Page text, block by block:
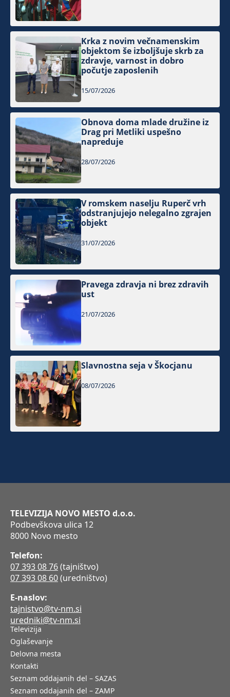
Krka z novim večnamenskim
objektom še izboljšuje skrb za
zdravje, varnost in dobro
počutje zaposlenih
15/07/2026
Obnova doma mlade družine iz
Drag pri Metliki uspešno
napreduje
28/07/2026
V romskem naselju Ruperč vrh
odstranjujejo nelegalno zgrajen
objekt
31/07/2026
Pravega zdravja ni brez zdravih
ust
21/07/2026
Slavnostna seja v Škocjanu
08/07/2026
TELEVIZIJA NOVO MESTO d.o.o.
Podbevškova ulica 12
8000 Novo mesto
Telefon:
07 393 08 76(tajništvo)
07 393 08 60(uredništvo)
E-naslov:
tajnistvo@tv-nm.si
uredniki@tv-nm.si
Televizija
Oglaševanje
Delovna mesta
Kontakti
Seznam oddajanih del – SAZAS
Seznam oddajanih del – ZAMP